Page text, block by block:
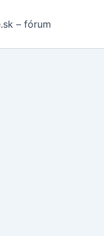
– fórum